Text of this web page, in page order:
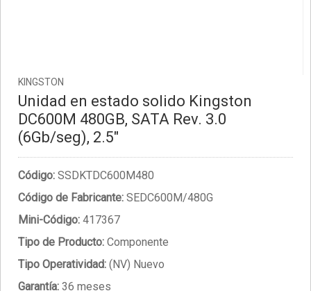
KINGSTON
Unidad en estado solido Kingston
DC600M 480GB, SATA Rev. 3.0
(6Gb/seg), 2.5"
Código: SSDKTDC600M480
Código de Fabricante: SEDC600M/480G
Mini-Código: 417367
Tipo de Producto: Componente
Tipo Operatividad: (NV) Nuevo
Garantía: 36 meses